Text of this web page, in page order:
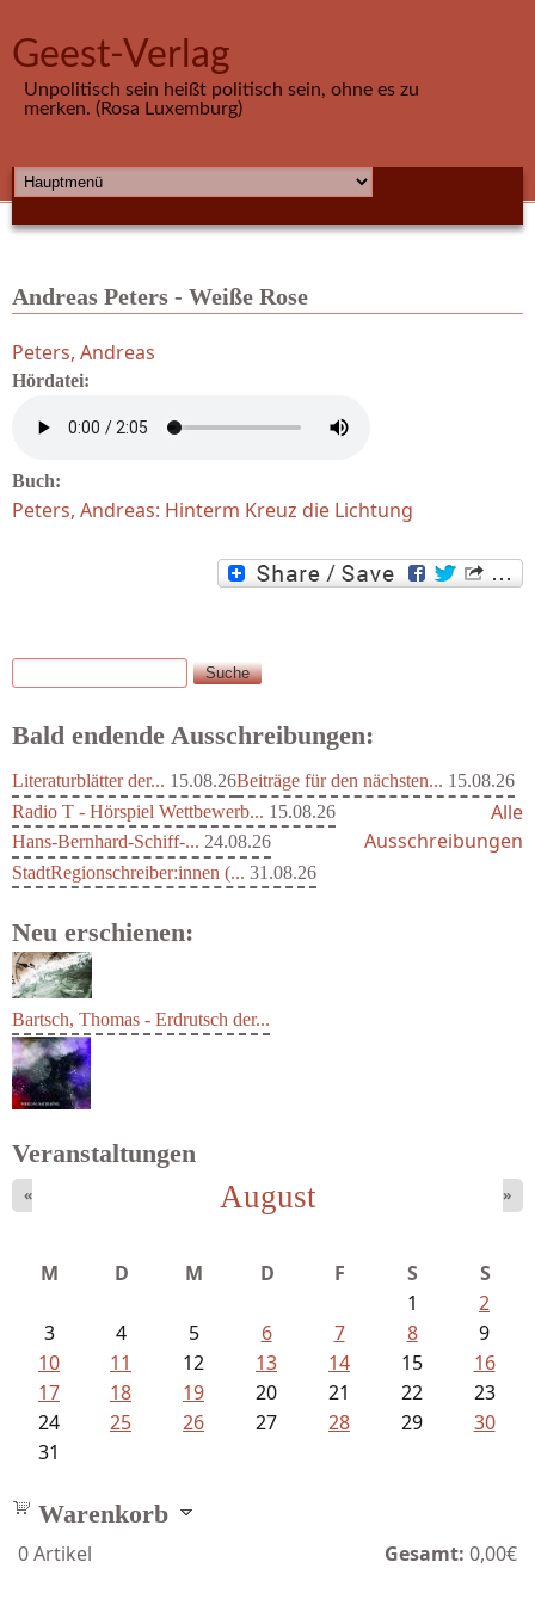
Geest-Verlag
Unpolitisch sein heißt politisch sein, ohne es zu
merken. (Rosa Luxemburg)
HAUPTMENÜ
Andreas Peters - Weiße Rose
Peters, Andreas
Hördatei:
Buch:
Peters, Andreas: Hinterm Kreuz die Lichtung
Suchformular
Suche
Bald endende Ausschreibungen:
Literaturblätter der... 15.08.26Beiträge für den nächsten... 15.08.26
Radio T - Hörspiel Wettbewerb... 15.08.26
Hans-Bernhard-Schiff-... 24.08.26
StadtRegionschreiber:innen (... 31.08.26
Alle
Ausschreibungen
Neu erschienen:
Bartsch, Thomas - Erdrutsch der...
Mayer König, Wolfgang - Dichtungen...
Veranstaltungen
August
« »
M D M D F S
S
1
2
3
4 5 6 7 8
9
10
11 12 13 14 15
16
17
18 19 20 21 22
23
24
25 26 27 28 29
30
31
Warenkorb
0Artikel Gesamt: 0,00€